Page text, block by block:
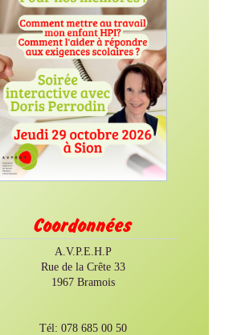
Coordonnées
A.V.P.E.H.P
Rue de la Crête 33
1967 Bramois
Tél: 078 685 00 50